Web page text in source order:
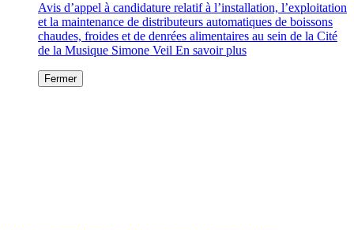
Avis d’appel à candidature relatif à l’installation, l’exploitation
et la maintenance de distributeurs automatiques de boissons
chaudes, froides et de denrées alimentaires au sein de la Cité
de la Musique Simone Veil En savoir plus
Fermer